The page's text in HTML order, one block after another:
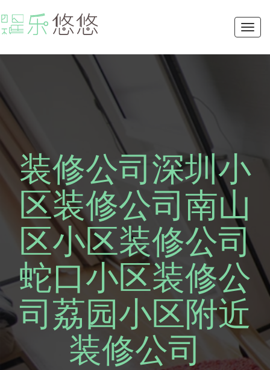
装修公司深圳小
区装修公司南山
区小区装修公司
蛇口小区装修公
司荔园小区附近
装修公司